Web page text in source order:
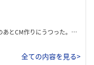
や訴求内容などをチームで話し合い作っていった
全ての内容を見る>